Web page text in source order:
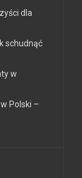
dla
schudnąć
w
Polski –